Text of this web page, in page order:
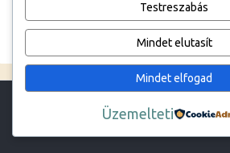
Archive
Testreszabás
Mindet elutasít
Mindet elfogad
Üzemelteti